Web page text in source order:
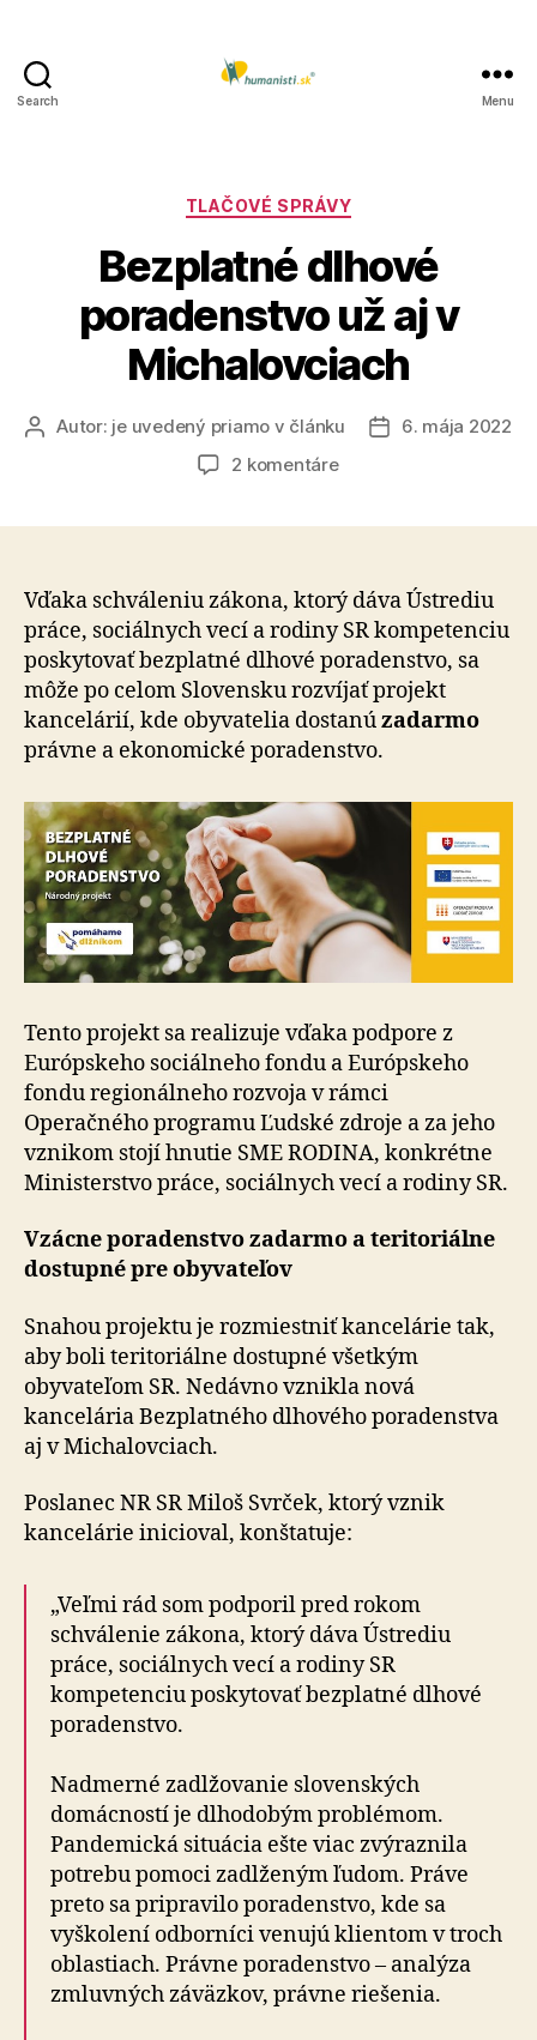
Search Menu
Kategórie
TLAČOVÉ SPRÁVY
Bezplatné dlhové
poradenstvo už aj v
Michalovciach
AutorAutor: je uvedený priamo v článku
Dátum
6. mája 2022
2 komentárena
aj
v
Michalovciach
Vďaka schváleniu zákona, ktorý dáva Ústrediu
práce, sociálnych vecí a rodiny SR kompetenciu
poskytovať bezplatné dlhové poradenstvo, sa
môže po celom Slovensku rozvíjať projekt
kancelárií, kde obyvatelia dostanúzadarmo
právne a ekonomické poradenstvo.
Tento projekt sa realizuje vďaka podpore z
Európskeho sociálneho fondu a Európskeho
fondu regionálneho rozvoja v rámci
Operačného programu Ľudské zdroje a za jeho
vznikom stojí hnutie SME RODINA, konkrétne
Ministerstvo práce, sociálnych vecí a rodiny SR.
Vzácne poradenstvo zadarmo a teritoriálne
dostupné pre obyvateľov
Snahou projektu je rozmiestniť kancelárie tak,
aby boli teritoriálne dostupné všetkým
obyvateľom SR. Nedávno vznikla nová
kancelária Bezplatného dlhového poradenstva
aj v Michalovciach.
Poslanec NR SR Miloš Svrček, ktorý vznik
kancelárie inicioval, konštatuje:
„Veľmi rád som podporil pred rokom
schválenie zákona, ktorý dáva Ústrediu
práce, sociálnych vecí a rodiny SR
kompetenciu poskytovať bezplatné dlhové
poradenstvo.
Nadmerné zadlžovanie slovenských
domácností je dlhodobým problémom.
Pandemická situácia ešte viac zvýraznila
potrebu pomoci zadlženým ľudom. Práve
preto sa pripravilo poradenstvo, kde sa
vyškolení odborníci venujú klientom v troch
oblastiach. Právne poradenstvo – analýza
zmluvných záväzkov, právne riešenia.